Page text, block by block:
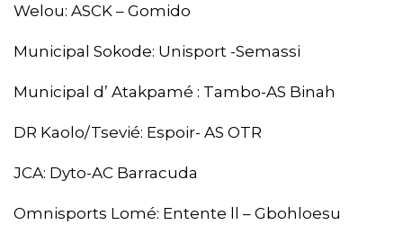
Welou: ASCK – Gomido
Municipal Sokode: Unisport -Semassi
Municipal d’ Atakpamé : Tambo-AS Binah
DR Kaolo/Tsevié: Espoir- AS OTR
JCA: Dyto-AC Barracuda
Omnisports Lomé: Entente ll – Gbohloesu